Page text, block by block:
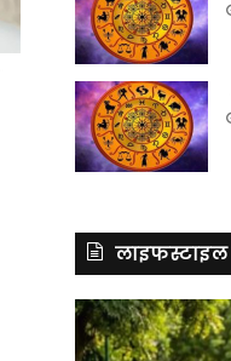
लाइफस्टाइल